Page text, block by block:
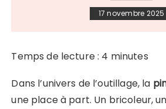
17 novembre 2025
Temps de lecture : 4 minutes
Dans l’univers de l’outillage, la
une place à part. Un bricoleur,